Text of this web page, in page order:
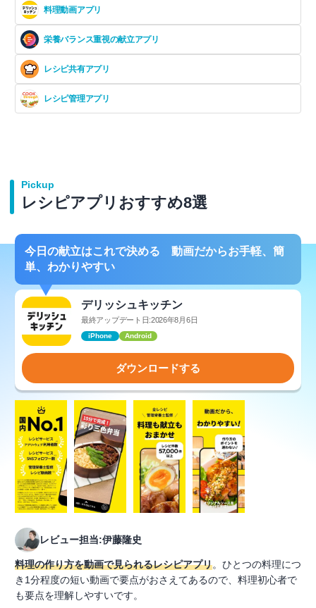
料理動画アプリ
栄養バランス重視の献立アプリ
レシピ共有アプリ
レシピ管理アプリ
Pickup
レシピアプリおすすめ8選
今日の献立はこれで決める 動画だからお手軽、簡
単、わかりやすい
デリッシュキッチン
最終アップデート日:2026年8月6日
iPhone Android
ダウンロードする
レビュー担当:伊藤隆史
料理の作り方を動画で見られるレシピアプリ。ひとつの料理につ
き1分程度の短い動画で要点がおさえてあるので、料理初心者で
も要点を理解しやすいです。